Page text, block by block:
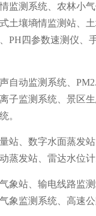
监测系统、农林小
土壤墒情监测站、
PH四参数速测仪、
自动监测系统、
子监测系统、景区
。
站、数字水面蒸发
蒸发站、雷达水位计
象站、输电线路监
象监测系统、高速公